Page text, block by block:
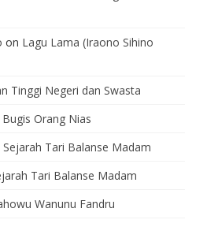
on Lagu Lama (Iraono Sihino
Tinggi Negeri dan Swasta
Orang Nias
Sejarah Tari Balanse Madam
Tari Balanse Madam
Wanunu Fandru